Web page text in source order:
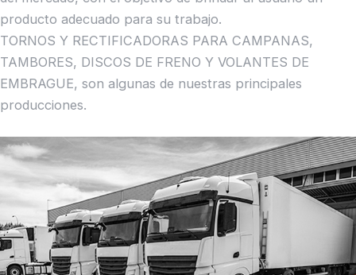
producto adecuado para su trabajo.
TORNOS Y RECTIFICADORAS PARA CAMPANAS,
TAMBORES, DISCOS DE FRENO Y VOLANTES DE
EMBRAGUE, son algunas de nuestras principales
producciones.